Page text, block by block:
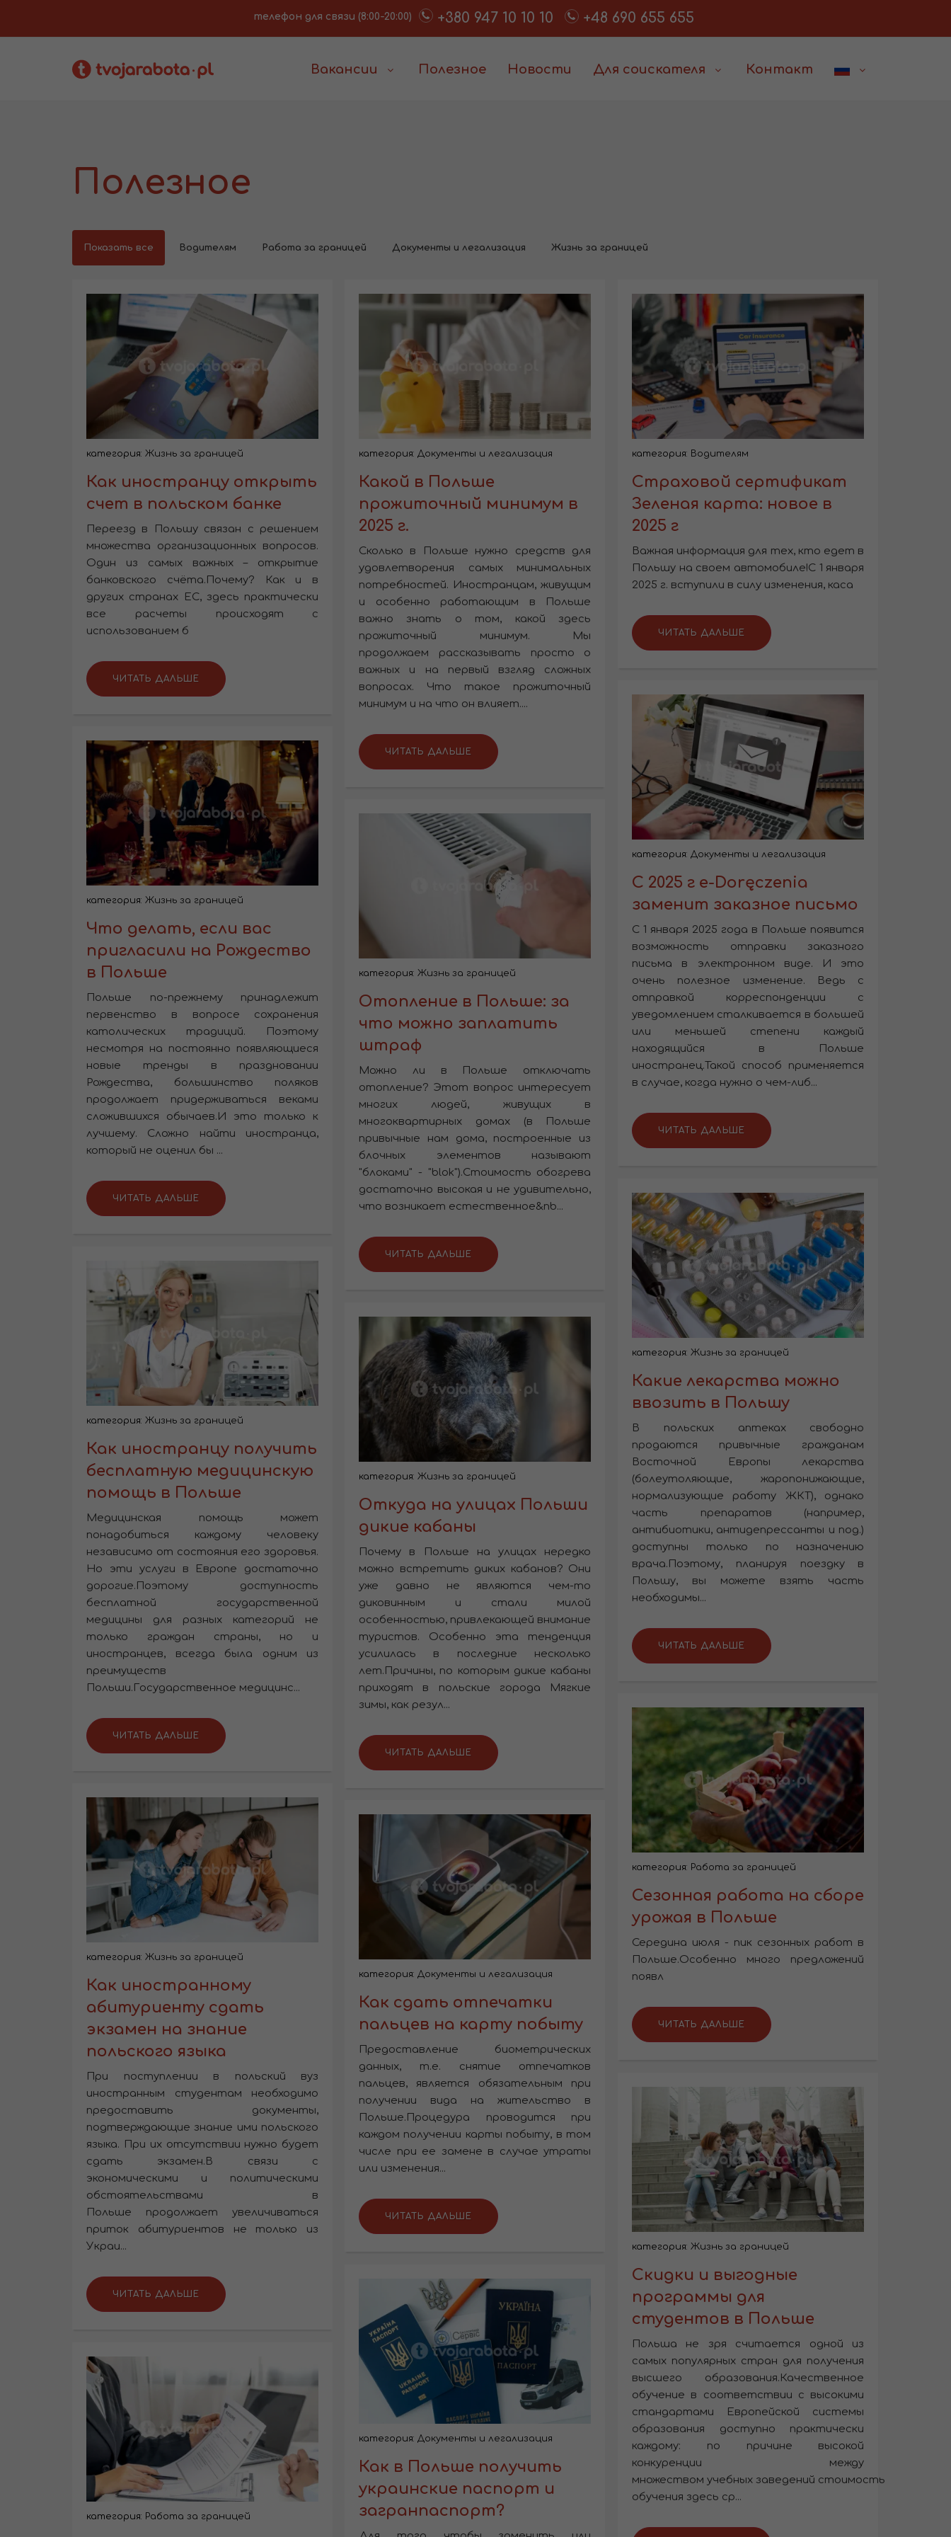
телефон для связи (8:00-20:00) +380 947 10 10 10 +48 690 655 655
Вакансии Полезное Новости Для соискателя Контакт
Полезное
Показать все Водителям Работа за границей Документы и легализация Жизнь за границей
категория: Жизнь за границей
Как иностранцу открыть
счет в польском банке
Переезд в Польшу связан с решением
множества организационных вопросов.
Один из самых важных – открытие
банковского счёта.Почему? Как и в
других странах ЕС, здесь практически
все расчеты происходят с
использованием б
ЧИТАТЬ ДАЛЬШЕ
категория: Документы и легализация
Какой в Польше
прожиточный минимум в
2025 г.
Сколько в Польше нужно средств для
удовлетворения самых минимальных
потребностей. Иностранцам, живущим
и особенно работающим в Польше
важно знать о том, какой здесь
прожиточный минимум. Мы
продолжаем рассказывать просто о
важных и на первый взгляд сложных
вопросах. Что такое прожиточный
минимум и на что он влияет....
ЧИТАТЬ ДАЛЬШЕ
категория: Водителям
Страховой сертификат
Зеленая карта: новое в
2025 г
Важная информация для тех, кто едет в
Польшу на своем автомобиле!С 1 января
2025 г. вступили в силу изменения, каса
ЧИТАТЬ ДАЛЬШЕ
категория: Документы и легализация
С 2025 г e-Doręczenia
заменит заказное письмо
С 1 января 2025 года в Польше появится
возможность отправки заказного
письма в электронном виде. И это
очень полезное изменение. Ведь с
отправкой корреспонденции с
уведомлением сталкивается в большей
или меньшей степени каждый
находящийся в Польше
иностранец.Такой способ применяется
в случае, когда нужно о чем-либ...
ЧИТАТЬ ДАЛЬШЕ
категория: Жизнь за границей
Что делать, если вас
пригласили на Рождество
в Польше
Польше по-прежнему принадлежит
первенство в вопросе сохранения
католических традиций. Поэтому
несмотря на постоянно появляющиеся
новые тренды в праздновании
Рождества, большинство поляков
продолжает придерживаться веками
сложившихся обычаев.И это только к
лучшему. Сложно найти иностранца,
который не оценил бы ...
ЧИТАТЬ ДАЛЬШЕ
категория: Жизнь за границей
Отопление в Польше: за
что можно заплатить
штраф
Можно ли в Польше отключать
отопление? Этот вопрос интересует
многих людей, живущих в
многоквартирных домах (в Польше
привычные нам дома, построенные из
блочных элементов называют
"блоками" - "blok").Стоимость обогрева
достаточно высокая и не удивительно,
что возникает естественное&nb...
ЧИТАТЬ ДАЛЬШЕ
категория: Жизнь за границей
Какие лекарства можно
ввозить в Польшу
В польских аптеках свободно
продаются привычные гражданам
Восточной Европы лекарства
(болеутоляющие, жаропонижающие,
нормализующие работу ЖКТ), однако
часть препаратов (например,
антибиотики, антидепрессанты и под.)
доступны только по назначению
врача.Поэтому, планируя поездку в
Польшу, вы можете взять часть
необходимы...
ЧИТАТЬ ДАЛЬШЕ
категория: Жизнь за границей
Как иностранцу получить
бесплатную медицинскую
помощь в Польше
Медицинская помощь может
понадобиться каждому человеку
независимо от состояния его здоровья.
Но эти услуги в Европе достаточно
дорогие.Поэтому доступность
бесплатной государственной
медицины для разных категорий не
только граждан страны, но и
иностранцев, всегда была одним из
преимуществ
Польши.Государственное медицинс...
ЧИТАТЬ ДАЛЬШЕ
категория: Жизнь за границей
Откуда на улицах Польши
дикие кабаны
Почему в Польше на улицах нередко
можно встретить диких кабанов? Они
уже давно не являются чем-то
диковинным и стали милой
особенностью, привлекающей внимание
туристов. Особенно эта тенденция
усилилась в последние несколько
лет.Причины, по которым дикие кабаны
приходят в польские города Мягкие
зимы, как резул...
ЧИТАТЬ ДАЛЬШЕ
категория: Работа за границей
Сезонная работа на сборе
урожая в Польше
Середина июля - пик сезонных работ в
Польше.Особенно много предложений
появл
ЧИТАТЬ ДАЛЬШЕ
категория: Жизнь за границей
Как иностранному
абитуриенту сдать
экзамен на знание
польского языка
При поступлении в польский вуз
иностранным студентам необходимо
предоставить документы,
подтверждающие знание ими польского
языка. При их отсутствии нужно будет
сдать экзамен.В связи с
экономическими и политическими
обстоятельствами в
Польше продолжает увеличиваться
приток абитуриентов не только из
Украи...
ЧИТАТЬ ДАЛЬШЕ
категория: Документы и легализация
Как сдать отпечатки
пальцев на карту побыту
Предоставление биометрических
данных, т.е. снятие отпечатков
пальцев, является обязательным при
получении вида на жительство в
Польше.Процедура проводится при
каждом получении карты побыту, в том
числе при ее замене в случае утраты
или изменения...
ЧИТАТЬ ДАЛЬШЕ
категория: Жизнь за границей
Скидки и выгодные
программы для
студентов в Польше
Польша не зря считается одной из
самых популярных стран для получения
высшего образования.Качественное
обучение в соответствии с высокими
стандартами Европейской системы
образования доступно практически
каждому: по причине высокой
конкуренции между
множеством учебных заведений стоимость
обучения здесь ср...
категория: Документы и легализация
Как в Польше получить
украинские паспорт и
загранпаспорт?
категория: Работа за границей